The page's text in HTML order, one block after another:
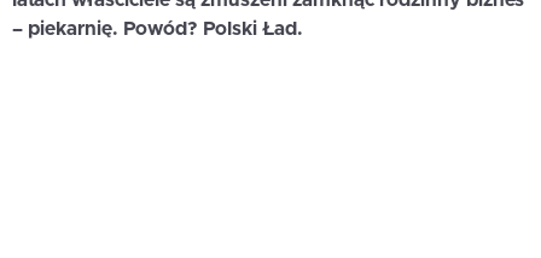
– piekarnię. Powód? Polski Ład.